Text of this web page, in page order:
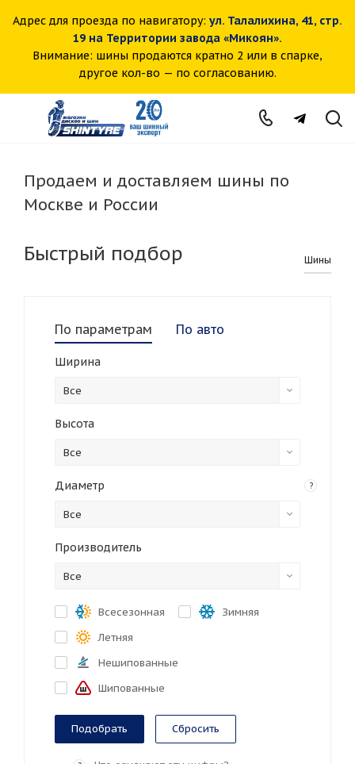
Адрес для проезда по навигатору: ул. Талалихина, 41, стр.
19 на Территории завода «Микоян».
Внимание: шины продаются кратно 2 или в спарке,
другое кол-во — по согласованию.
Продаем и доставляем шины по
Москве и России
Быстрый подбор Шины
По параметрам По авто
Ширина
Все
Высота
Все
Диаметр ?
Все
Производитель
Все
Всесезонная
Зимняя
Летняя
Нешипованные
Шипованные
Сбросить